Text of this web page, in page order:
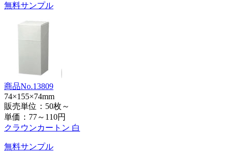
無料サンプル
商品No.13809
74×155×74mm
販売単位：50枚～
単価： 77～110円
クラウンカートン 白
無料サンプル